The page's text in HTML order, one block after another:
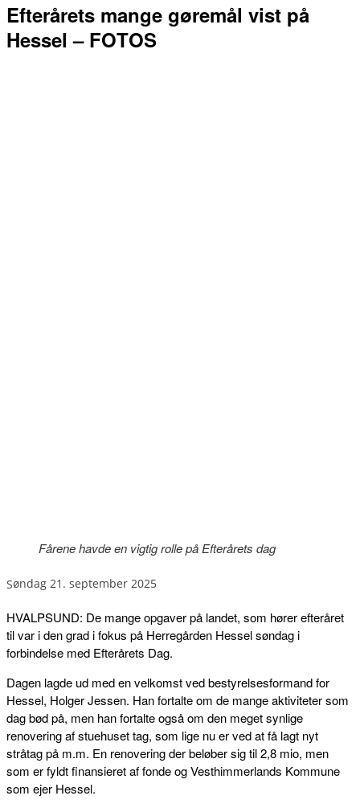
Efterårets mange gøremål vist på
Hessel – FOTOS
Fårene havde en vigtig rolle på Efterårets dag
søndag 21. september 2025
HVALPSUND: De mange opgaver på landet, som hører efteråret
til var i den grad i fokus på Herregården Hessel søndag i
forbindelse med Efterårets Dag.
Dagen lagde ud med en velkomst ved bestyrelsesformand for
Hessel, Holger Jessen. Han fortalte om de mange aktiviteter som
dag bød på, men han fortalte også om den meget synlige
renovering af stuehuset tag, som lige nu er ved at få lagt nyt
stråtag på m.m. En renovering der beløber sig til 2,8 mio, men
som er fyldt finansieret af fonde og Vesthimmerlands Kommune
som ejer Hessel.